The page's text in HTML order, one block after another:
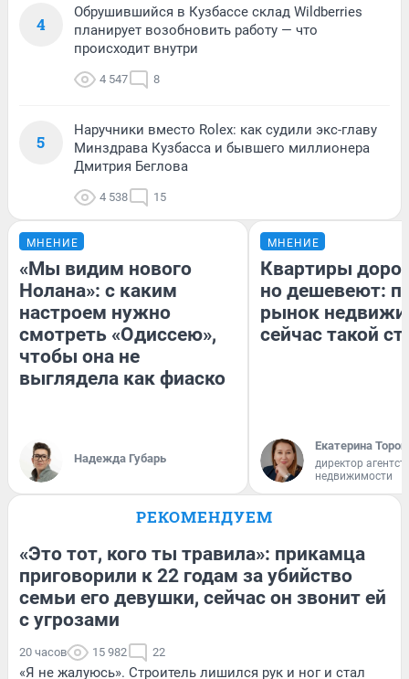
4
Обрушившийся в Кузбассе склад Wildberries
планирует возобновить работу — что
происходит внутри
4 547 8
5
Наручники вместо Rolex: как судили экс-главу
Минздрава Кузбасса и бывшего миллионера
Дмитрия Беглова
4 538 15
МНЕНИЕ
«Мы видим нового
Нолана»: с каким
настроем нужно
смотреть «Одиссею»,
чтобы она не
выглядела как фиаско
Надежда Губарь
МНЕНИЕ
Квартиры
но дешевеют:
рынок
сейчас такой
Екатерина
директор
недвижимости
РЕКОМЕНДУЕМ
«Это тот, кого ты травила»: прикамца
приговорили к 22 годам за убийство
семьи его девушки, сейчас он звонит ей
с угрозами
20 часов 15 982 22
«Я не жалуюсь». Строитель лишился рук и ног и стал